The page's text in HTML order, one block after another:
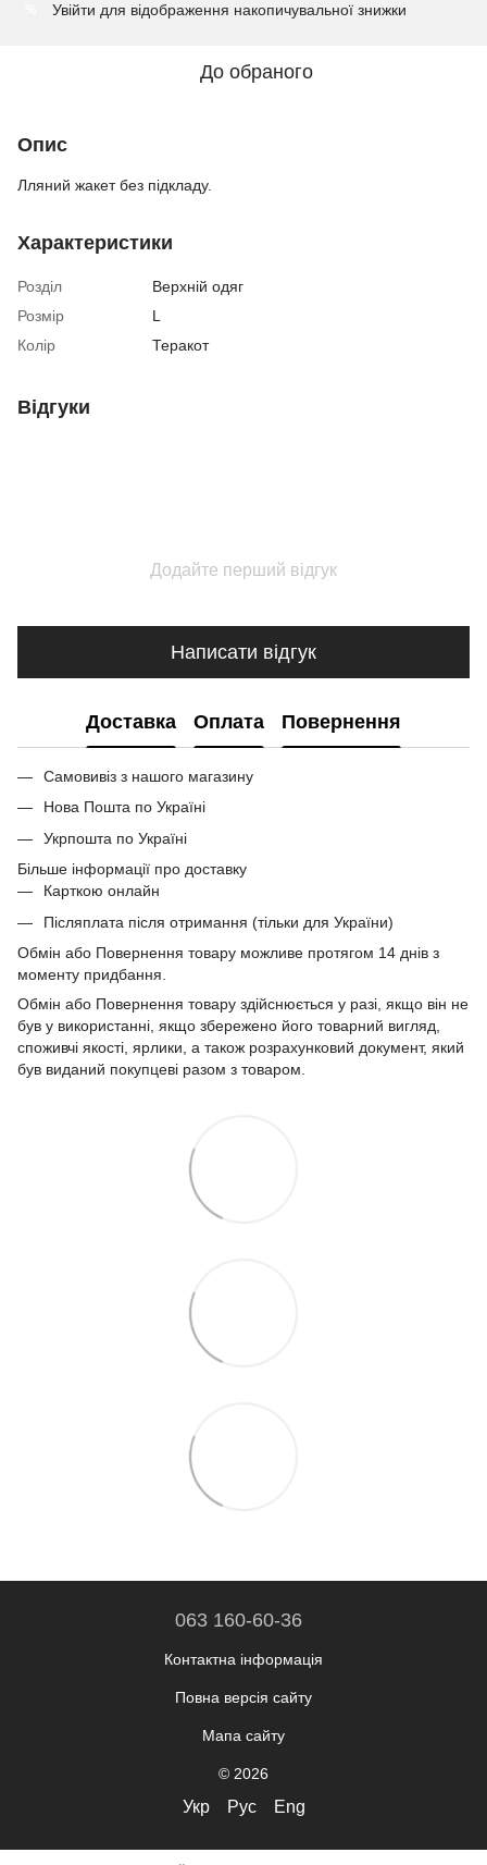
Увійти для відображення накопичувальної знижки
До обраного
Опис
Лляний жакет без підкладу.
Характеристики
Розділ
Верхній одяг
Розмір
L
Колір
Теракот
Відгуки
Додайте перший відгук
Написати відгук
Доставка Оплата Повернення
Самовивіз з нашого магазину
Нова Пошта по Україні
Укрпошта по Україні
Більше інформації про доставку
Карткою онлайн
Післяплата після отримання (тільки для України)
Обмін або Повернення товару можливе протягом 14 днів з
моменту придбання.
Обмін або Повернення товару здійснюється у разі, якщо він не
був у використанні, якщо збережено його товарний вигляд,
споживчі якості, ярлики, а також розрахунковий документ, який
був виданий покупцеві разом з товаром.
063 160-60-36
Контактна інформація
Повна версія сайту
Мапа сайту
© 2026
Укр Рус Eng